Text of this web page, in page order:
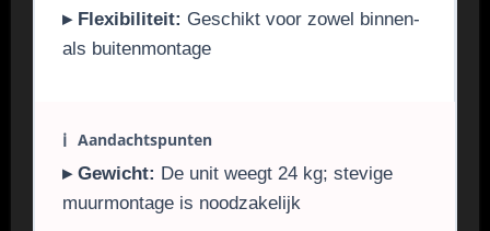
▸ Flexibiliteit: Geschikt voor zowel binnen-
als buitenmontage
ℹ Aandachtspunten
▸ Gewicht: De unit weegt 24 kg; stevige
muurmontage is noodzakelijk